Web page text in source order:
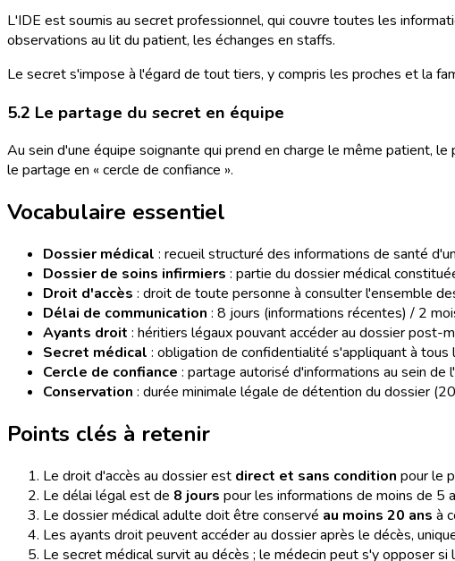
L'IDE est soumis au secret professionnel, qui couvre toutes les
observations au lit du patient, les échanges en staffs.
Le secret s'impose à l'égard de tout tiers, y compris les proches et la
5.2 Le partage du secret en équipe
Au sein d'une équipe soignante qui prend en charge le même patient,
le partage en « cercle de confiance ».
Vocabulaire essentiel
Dossier médical : recueil structuré des informations de santé
Dossier de soins infirmiers : partie du dossier médical
Droit d'accès : droit de toute personne à consulter l'ensemble
Délai de communication : 8 jours (informations récentes) / 2
Ayants droit : héritiers légaux pouvant accéder au dossier post-
Secret médical : obligation de confidentialité s'appliquant à
Cercle de confiance : partage autorisé d'informations au sein
Conservation : durée minimale légale de détention du dossier
Points clés à retenir
Le droit d'accès au dossier est direct et sans condition pour le
Le délai légal est de 8 jours pour les informations de moins de 5
Le dossier médical adulte doit être conservé au moins 20 ans à
Les ayants droit peuvent accéder au dossier après le décès,
Le secret médical survit au décès ; le médecin peut s'y opposer